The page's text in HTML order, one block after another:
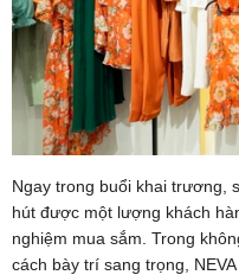
Ngay trong buổi khai trương,
hút được một lượng khách
nghiệm mua sắm. Trong
cách bày trí sang trọng,